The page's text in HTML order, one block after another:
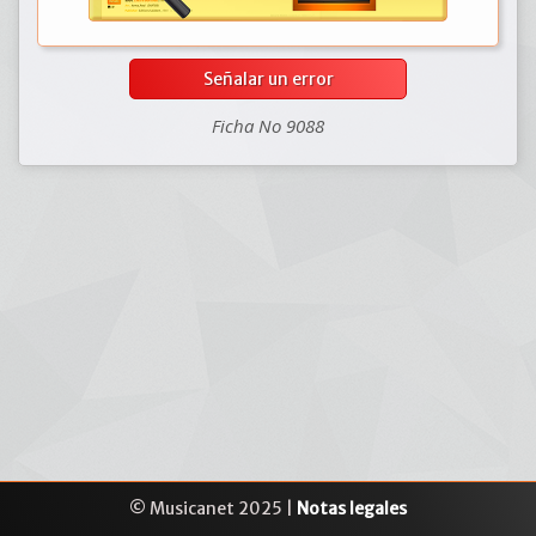
Señalar un error
Ficha No 9088
© Musicanet 2025 | Notas legales